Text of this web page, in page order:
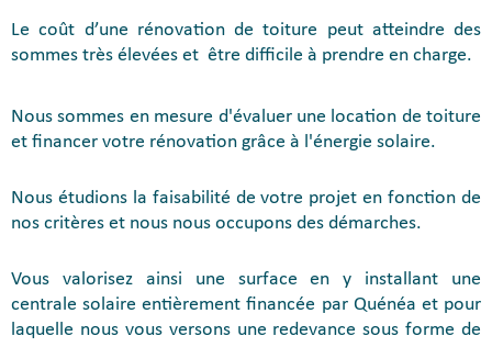
Le coût d’une rénovation de toiture peut atteindre des
sommes très élevées et être difficile à prendre en charge.
Nous sommes en mesure d'évaluer une location de toiture
et financer votre rénovation grâce à l'énergie solaire.
Nous étudions la faisabilité de votre projet en fonction de
nos critères et nous nous occupons des démarches.
Vous valorisez ainsi une surface en y installant une
centrale solaire entièrement financée par Quénéa et pour
laquelle nous vous versons une redevance sous forme de